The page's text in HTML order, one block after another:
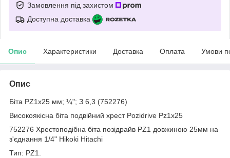
Замовлення під захистом
Доступна доставка
Опис Характеристики Доставка Оплата Умови
Опис
Біта PZ1х25 мм; ¼"; З 6,3 (752276)
Високоякісна біта подвійний хрест Pozidrive Pz1x25
752276 Хрестоподібна біта позідрайв PZ1 довжиною 25мм на
з'єднання 1/4" Hikoki Hitachi
Тип: PZ1.